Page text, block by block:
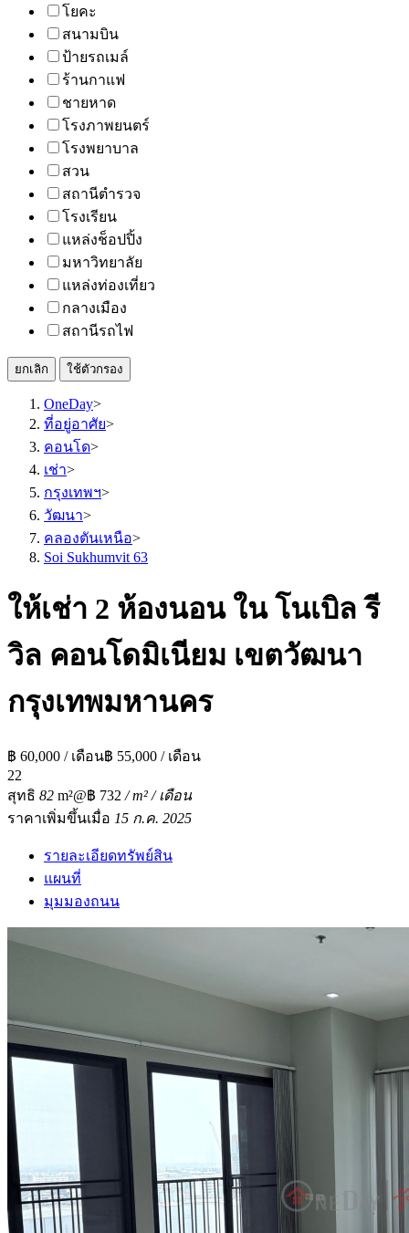
โยคะ
สนามบิน
ป้ายรถเมล์
ร้านกาแฟ
ชายหาด
โรงภาพยนตร์
โรงพยาบาล
สวน
สถานีตำรวจ
โรงเรียน
แหล่งช็อปปิ้ง
มหาวิทยาลัย
แหล่งท่องเที่ยว
กลางเมือง
สถานีรถไฟ
ยกเลิก ใช้ตัวกรอง
OneDay>
ที่อยู่อาศัย>
คอนโด>
เช่า>
กรุงเทพฯ>
วัฒนา>
คลองตันเหนือ>
Soi Sukhumvit 63
ให้เช่า 2 ห้องนอน ใน โนเบิล รี
วิล คอนโดมิเนียม เขตวัฒนา
กรุงเทพมหานคร
฿ 60,000 / เดือน฿ 55,000 / เดือน
22
สุทธิ 82 m²@฿ 732 / m² / เดือน
ราคาเพิ่มขึ้นเมื่อ 15 ก.ค. 2025
รายละเอียดทรัพย์สิน
แผนที่
มุมมองถนน